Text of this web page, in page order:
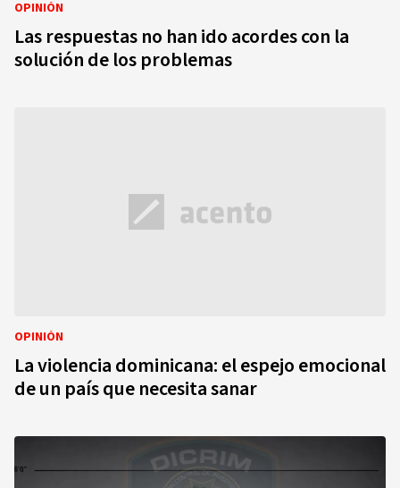
OPINIÓN
Las respuestas no han ido acordes con la
solución de los problemas
OPINIÓN
La violencia dominicana: el espejo emocional
de un país que necesita sanar